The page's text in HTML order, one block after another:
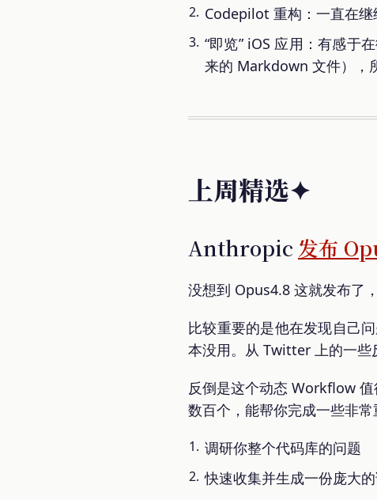
Codepilot 重构：一直在
“即览” iOS 应用：有感于
来的 Markdown 文件），
上周精选✦
Anthropic 发布
没想到 Opus4.8 这就发布了
比较重要的是他在发现自己
本没用。从 Twitter 上的一些
反倒是这个动态 Workflow
数百个，能帮你完成一些非
调研你整个代码库的问题
快速收集并生成一份庞大